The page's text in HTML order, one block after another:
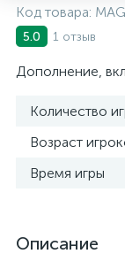
Код товара:
5.0 1 отзыв
Дополнение,
Количество
Возраст
Время игры
Описание